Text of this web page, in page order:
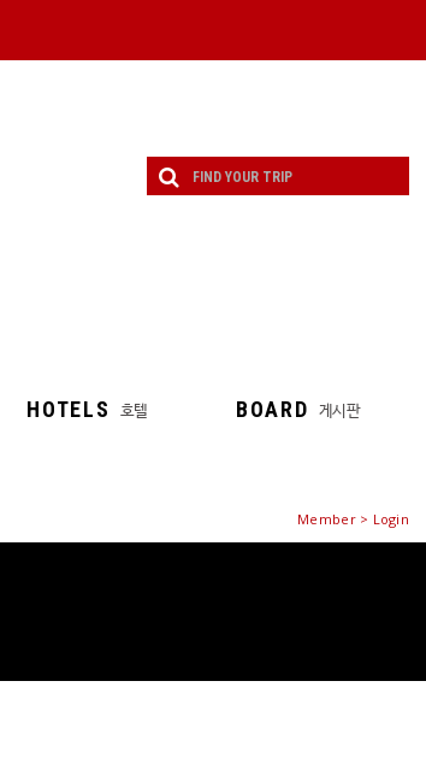
HOTELS 호텔 BOARD 게시판
Member > Login